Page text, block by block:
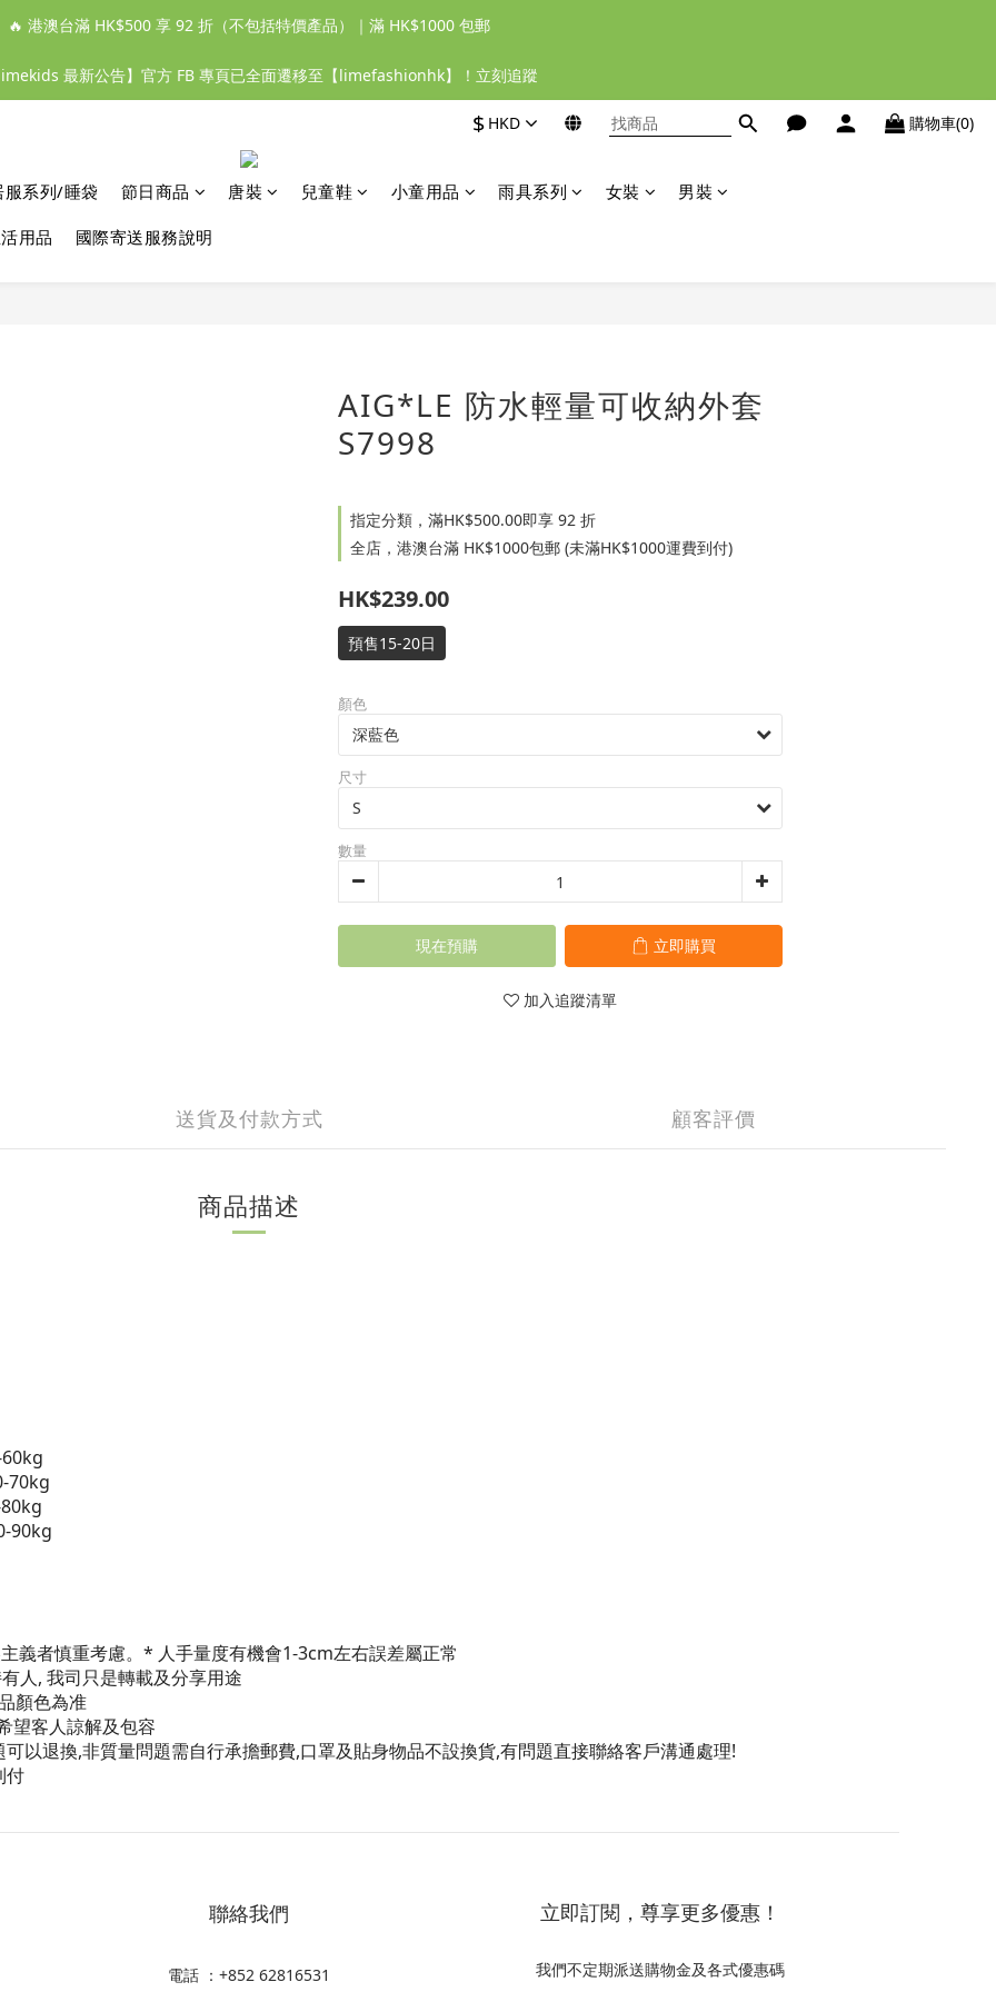
🔥 港澳台滿 HK$500 享 92 折（不包括特價產品）｜滿 HK$1000 包郵
最新公告】官方 FB 專頁已全面遷移至【limefashionhk】！立刻追蹤
$ HKD 購物車(0)
服系列/睡袋 節日商品 唐裝 兒童鞋 小童用品 雨具系列 女裝 男裝
用品 國際寄送服務說明
AIG*LE 防水輕量可收納外套
S7998
指定分類，滿HK$500.00即享 92 折
全店，港澳台滿 HK$1000包郵 (未滿HK$1000運費到付)
HK$239.00
預售15-20日
顏色
尺寸
數量
現在預購 立即購買
加入追蹤清單
送貨及付款方式 顧客評價
商品描述
70kg
90kg
義者慎重考慮。* 人手量度有機會1-3cm左右誤差屬正常
人, 我司只是轉載及分享用途
顏色為准
望客人諒解及包容
以退換,非質量問題需自行承擔郵費,口罩及貼身物品不設換貨,有問題直接聯絡客戶溝通處理!
付
聯絡我們
電話 ：+852 62816531
立即訂閱，尊享更多優惠！
我們不定期派送購物金及各式優惠碼